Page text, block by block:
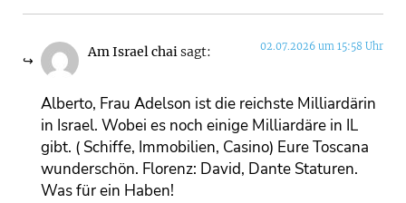
Am Israel chaisagt: 02.07.2026 um 15:58 Uhr
Alberto, Frau Adelson ist die reichste Milliardärin
in Israel. Wobei es noch einige Milliardäre in IL
gibt. ( Schiffe, Immobilien, Casino) Eure Toscana
wunderschön. Florenz: David, Dante Staturen.
Was für ein Haben!